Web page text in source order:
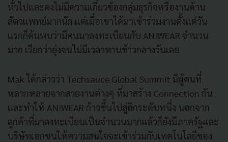
ทั่วไปและคงไม่มีความเกี่ยวข้องกลุ่มธุรกิจหรืองานด้าน
สัตวแพทย์มากนัก แต่เมื่อเขาได้มาเข้าร่วมงานตั้งแต่วัน
แรกก็ค้นพบว่ามีคนมาลงทะเบียนกับ ANIWEAR จำนวน
มาก เรียกว่ายุ่งจนไม่มีเวลาทานข้าวกลางวันเลย
Mak ได้กล่าวว่า Techsauce Global Summit มีผู้คนที่
หลากหลายจากสายงานต่างๆ ที่มาสร้าง Connection กัน
และทำให้ ANIWEAR ก้าวขึ้นไปสู่อีกระดับหนึ่ง นอกจาก
ลูกค้าที่มาลงทะเบียนเป็นจำนวนมากแล้วก็ยังมีภาครัฐและ
บริษัทเอกชนให้ความสนใจจะเข้าร่วมกับเทคโนโลยีของ